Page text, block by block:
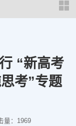
“新高考
考”专题
量： 1969